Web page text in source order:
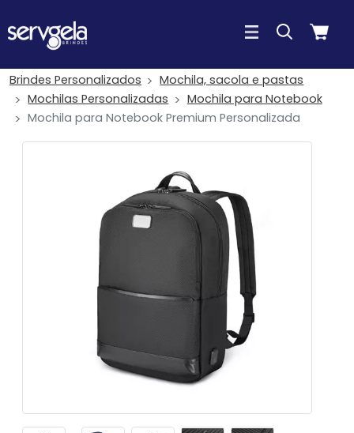
Brindes Personalizados
Mochila, sacola e pastas
Mochilas Personalizadas
Mochila para Notebook
Mochila para Notebook Premium Personalizada